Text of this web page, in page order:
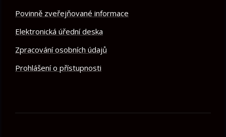
Povinně zveřejňované informace
Elektronická úřední deska
Zpracování osobních údajů
Prohlášení o přístupnosti